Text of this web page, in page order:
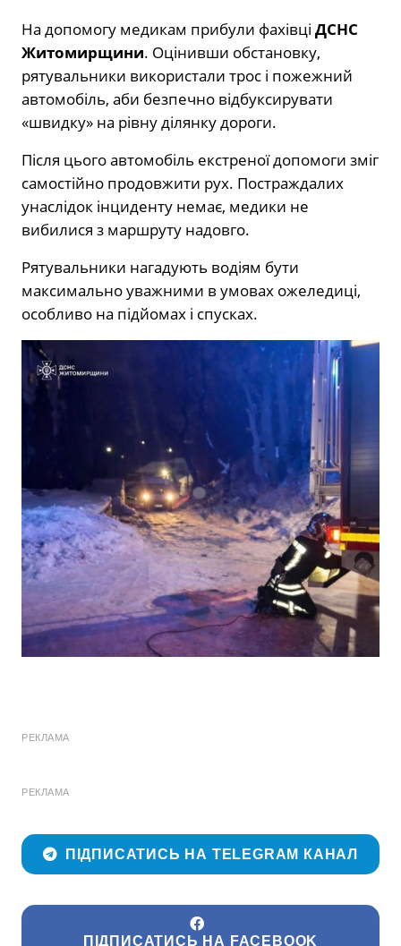
На допомогу медикам прибули фахівці ДСНС
Житомирщини. Оцінивши обстановку,
рятувальники використали трос і пожежний
автомобіль, аби безпечно відбуксирувати
«швидку» на рівну ділянку дороги.
Після цього автомобіль екстреної допомоги зміг
самостійно продовжити рух. Постраждалих
унаслідок інциденту немає, медики не
вибилися з маршруту надовго.
Рятувальники нагадують водіям бути
максимально уважними в умовах ожеледиці,
особливо на підйомах і спусках.
РЕКЛАМА
РЕКЛАМА
ПІДПИСАТИСЬ НА TELEGRAM КАНАЛ
ПІДПИСАТИСЬ НА FACEBOOK